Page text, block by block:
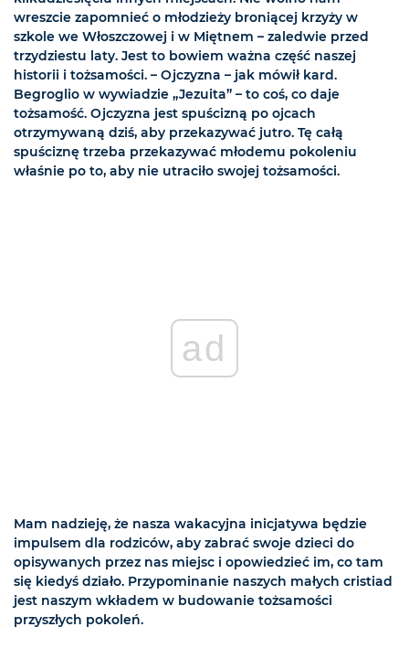
wreszcie zapomnieć o młodzieży broniącej krzyży w
szkole we Włoszczowej i w Miętnem – zaledwie przed
trzydziestu laty. Jest to bowiem ważna część naszej
historii i tożsamości. – Ojczyzna – jak mówił kard.
Begroglio w wywiadzie „Jezuita” – to coś, co daje
tożsamość. Ojczyzna jest spuścizną po ojcach
otrzymywaną dziś, aby przekazywać jutro. Tę całą
spuściznę trzeba przekazywać młodemu pokoleniu
właśnie po to, aby nie utraciło swojej tożsamości.
ad
Mam nadzieję, że nasza wakacyjna inicjatywa będzie
impulsem dla rodziców, aby zabrać swoje dzieci do
opisywanych przez nas miejsc i opowiedzieć im, co tam
się kiedyś działo. Przypominanie naszych małych cristiad
jest naszym wkładem w budowanie tożsamości
przyszłych pokoleń.